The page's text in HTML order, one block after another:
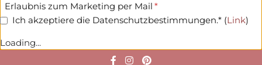
Erlaubnis zum Marketing per Mail
Ich akzeptiere die Datenschutzbestimmungen.* (Link)
Loading...